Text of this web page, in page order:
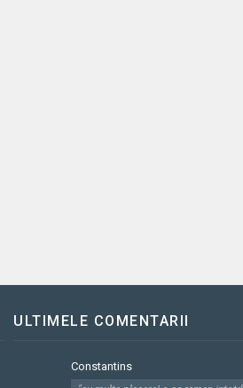
ULTIMELE COMENTARII
Constantins